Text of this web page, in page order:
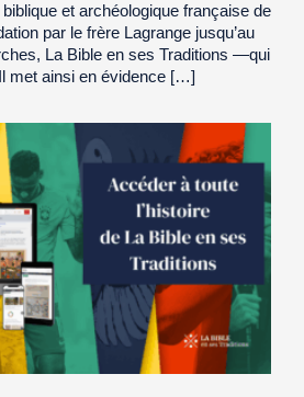
biblique et archéologique française de
par le frère Lagrange jusqu’au
La Bible en ses Traditions —qui
met ainsi en évidence […]